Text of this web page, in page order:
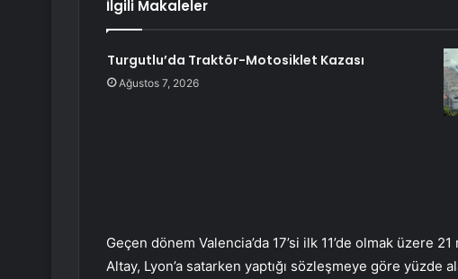
İlgili Makaleler
Turgutlu’da Traktör-Motosiklet Kazası
Ağustos 7, 2026
Geçen dönem Valencia’da 17’si ilk 11’de olmak üzere
Altay, Lyon’a satarken yaptığı sözleşmeye göre yüzde